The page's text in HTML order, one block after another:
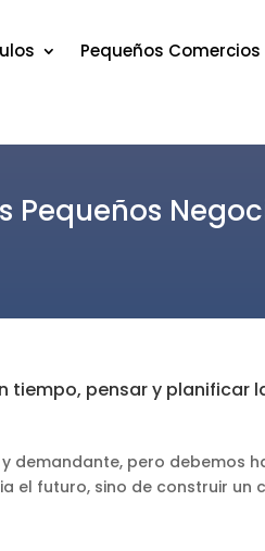
Pequeños Comercios
Pequeños
pensar y planificar
demandante, pero debemos
futuro, sino de construir